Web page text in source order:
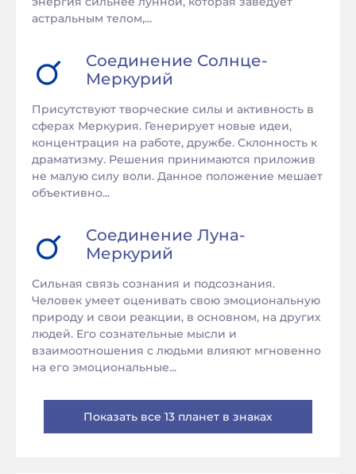
астральным телом,...
Соединение Солнце-
Меркурий
Присутствуют творческие силы и активность в
сферах Меркурия. Генерирует новые идеи,
концентрация на работе, дружбе. Склонность к
драматизму. Решения принимаются приложив
не малую силу воли. Данное положение мешает
объективно...
Соединение Луна-
Меркурий
Сильная связь сознания и подсознания.
Человек умеет оценивать свою эмоциональную
природу и свои реакции, в основном, на других
людей. Его сознательные мысли и
взаимоотношения с людьми влияют мгновенно
на его эмоциональные...
Показать все 13 планет в знаках